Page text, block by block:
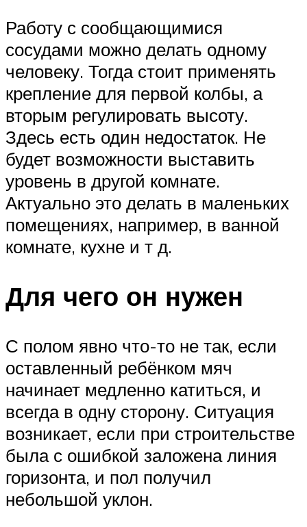
Работу с сообщающимися
сосудами можно делать одному
человеку. Тогда стоит применять
крепление для первой колбы, а
вторым регулировать высоту.
Здесь есть один недостаток. Не
будет возможности выставить
уровень в другой комнате.
Актуально это делать в маленьких
помещениях, например, в ванной
комнате, кухне и т д.
Для чего он нужен
С полом явно что-то не так, если
оставленный ребёнком мяч
начинает медленно катиться, и
всегда в одну сторону. Ситуация
возникает, если при строительстве
была с ошибкой заложена линия
горизонта, и пол получил
небольшой уклон.